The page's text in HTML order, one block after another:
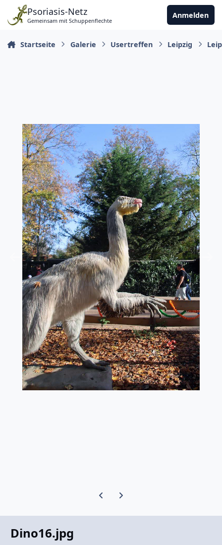
Zu Inhalt springen
Psoriasis-Netz
Gemeinsam mit Schuppenflechte
Anmelden
Startseite Galerie Usertreffen Leipzig
Vorherige Karussell-Folie
Nächste Karussell-Folie
Dino16.jpg